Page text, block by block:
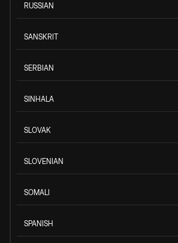
RUSSIAN
SANSKRIT
SERBIAN
SINHALA
SLOVAK
SLOVENIAN
SOMALI
SPANISH